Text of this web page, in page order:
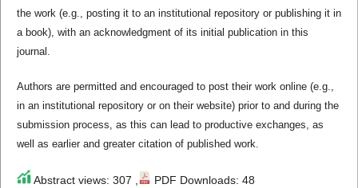
the work (e.g., posting it to an institutional repository or publishing it in
a book), with an acknowledgment of its initial publication in this
journal.
Authors are permitted and encouraged to post their work online (e.g.,
in an institutional repository or on their website) prior to and during the
submission process, as this can lead to productive exchanges, as
well as earlier and greater citation of published work.
Abstract views: 307 , PDF Downloads: 48